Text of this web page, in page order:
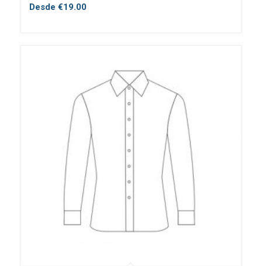
Desde €19.00